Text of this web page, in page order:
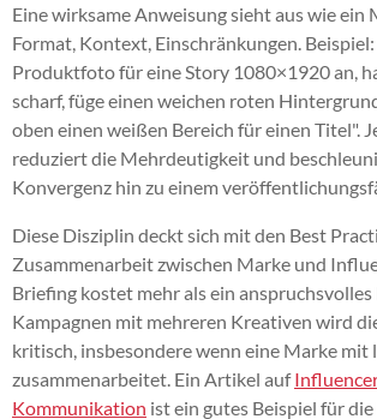
Eine wirksame Anweisung sieht aus wie ein
Format, Kontext, Einschränkungen. Beispiel:
Produktfoto für eine Story 1080×1920 an,
scharf, füge einen weichen roten
oben einen weißen Bereich für einen Titel".
reduziert die Mehrdeutigkeit und
Konvergenz hin zu einem
Diese Disziplin deckt sich mit den Best
Zusammenarbeit zwischen Marke und
Briefing kostet mehr als ein anspruchsvolles
Kampagnen mit mehreren Kreativen wird
kritisch, insbesondere wenn eine Marke mit
zusammenarbeitet. Ein Artikel auf
Kommunikation ist ein gutes Beispiel für